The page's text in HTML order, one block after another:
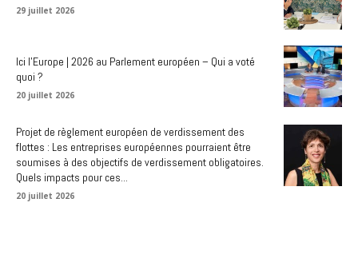
29 juillet 2026
Ici l’Europe | 2026 au Parlement européen – Qui a voté
quoi ?
20 juillet 2026
Projet de règlement européen de verdissement des
flottes : Les entreprises européennes pourraient être
soumises à des objectifs de verdissement obligatoires.
Quels impacts pour ces...
20 juillet 2026